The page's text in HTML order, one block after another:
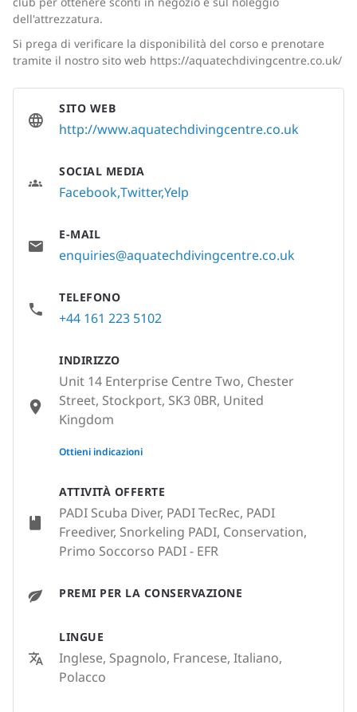
dell'attrezzatura.
Si prega di verificare la disponibilità del corso e prenotare
tramite il nostro sito web https://aquatechdivingcentre.co.uk/
ATTIVITÀ OFFERTE
PADI Scuba Diver, PADI TecRec, PADI
Freediver, Snorkeling PADI, Conservation,
Primo Soccorso PADI - EFR
PREMI PER LA CONSERVAZIONE
LINGUE
Inglese, Spagnolo, Francese, Italiano,
Polacco
SITO WEB
http://www.aquatechdivingcentre.co.uk
SOCIAL MEDIA
FacebookTwitterYelp
E-MAIL
enquiries@aquatechdivingcentre.co.uk
TELEFONO
+44 161 223 5102
INDIRIZZO
Unit 14 Enterprise Centre Two, Chester
Street, Stockport, SK3 0BR, United
Kingdom
None
Ottieni indicazioni